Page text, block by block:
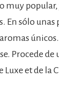
muy popular,
sólo unas
Procede
Luxe et de la